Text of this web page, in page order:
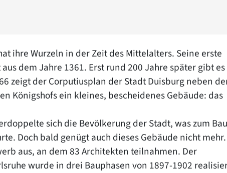
ihre Wurzeln in der Zeit des Mittelalters. Seine erste
dem Jahre 1361. Erst rund 200 Jahre später gibt
zeigt der Corputiusplan der Stadt Duisburg neben
Königshofs ein kleines, bescheidenes Gebäude: das
sich die Bevölkerung der Stadt, was zum Bau
Doch bald genügt auch dieses Gebäude nicht mehr.
aus, an dem 83 Architekten teilnahmen. Der
wurde in drei Bauphasen von 1897-1902